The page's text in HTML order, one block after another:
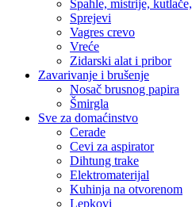
Špahle, mistrije, kutlače,
Sprejevi
Vagres crevo
Vreće
Zidarski alat i pribor
Zavarivanje i brušenje
Nosač brusnog papira
Šmirgla
Sve za domaćinstvo
Cerade
Cevi za aspirator
Dihtung trake
Elektromaterijal
Kuhinja na otvorenom
Lepkovi